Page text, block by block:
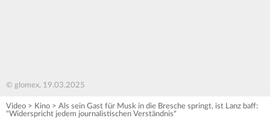
© glomex, 19.03.2025
Video > Kino > Als sein Gast für Musk in die Bresche springt, ist Lanz baff:
"Widerspricht jedem journalistischen Verständnis"